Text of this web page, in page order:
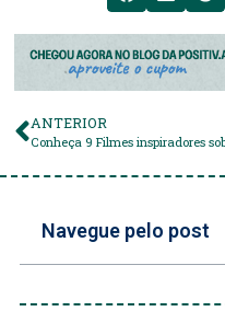
ANTERIOR
Navegue pelo post